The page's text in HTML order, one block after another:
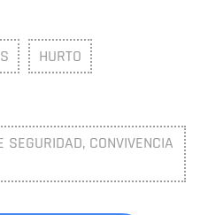
HURTO
CONVIVENCIA